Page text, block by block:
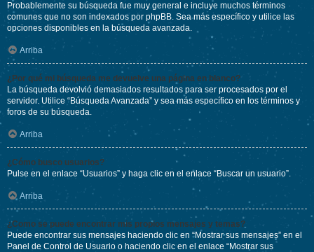
Probablemente su búsqueda fue muy general e incluye muchos términos
comunes que no son indexados por phpBB. Sea más específico y utilice las
opciones disponibles en la búsqueda avanzada.
Arriba
¿Por qué mi búsqueda me devuelve una página en blanco?
La búsqueda devolvió demasiados resultados para ser procesados por el
servidor. Utilice “Búsqueda Avanzada” y sea más específico en los términos y
foros de su búsqueda.
Arriba
¿Cómo busco usuarios?
Pulse en el enlace “Usuarios” y haga clic en el enlace “Buscar un usuario”.
Arriba
¿Como se puede encontrar mis propios mensajes y temas?
Puede encontrar sus mensajes haciendo clic en “Mostrar sus mensajes” en el
Panel de Control de Usuario o haciendo clic en el enlace “Mostrar sus